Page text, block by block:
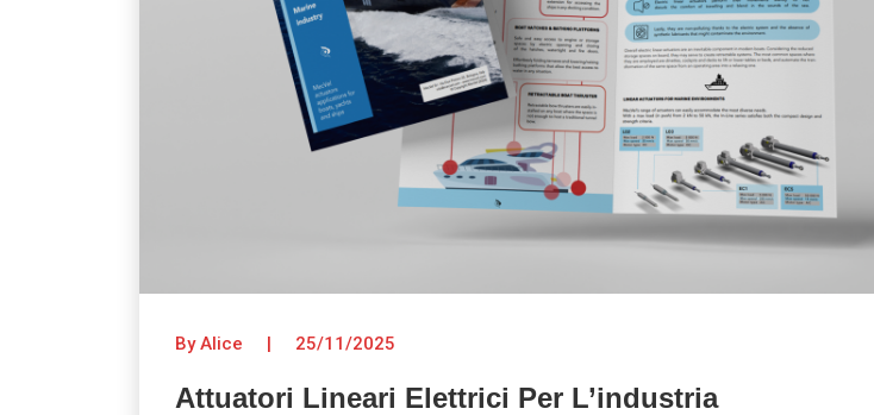
By Alice | 25/11/2025
Attuatori Lineari Elettrici Per L’industria
Attuatori lineari elettrici per
l’industria navale